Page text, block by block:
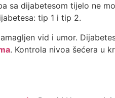
sa dijabetesom tijelo ne
tip 1 i tip 2.
vid i umor.
. Kontrola nivoa šećera u